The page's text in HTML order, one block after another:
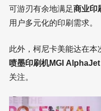
可游刃有余地满足商业印
用户多元化的印刷需求。
此外，柯尼卡美能达在本
喷墨印刷机MGI AlphaJet
关注。